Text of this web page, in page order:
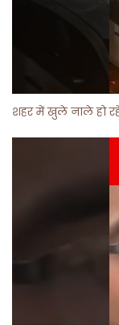
शहर में खुले नाले हो